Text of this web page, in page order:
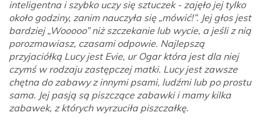
inteligentna i szybko uczy się sztuczek - zajęło jej tylko
około godziny, zanim nauczyła się „mówić!”. Jej głos jest
bardziej „Wooooo” niż szczekanie lub wycie, a jeśli z nią
porozmawiasz, czasami odpowie. Najlepszą
przyjaciółką Lucy jest Evie, ur Ogar która jest dla niej
czymś w rodzaju zastępczej matki. Lucy jest zawsze
chętna do zabawy z innymi psami, ludźmi lub po prostu
sama. Jej pasją są piszczące zabawki i mamy kilka
zabawek, z których wyrzuciła piszczałkę.